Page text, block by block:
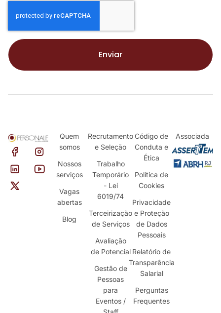
Enviar
Quem
somos
Nossos
serviços
Vagas
abertas
Blog
Recrutamento
e Seleção
Trabalho
Temporário
- Lei
6019/74
Terceirização
de Serviços
Avaliação
de Potencial
Gestão de
Pessoas
para
Eventos /
Código de
Conduta e
Ética
Política de
Cookies
Privacidade
e Proteção
de Dados
Pessoais
Relatório de
Transparência
Salarial
Perguntas
Frequentes
Associada